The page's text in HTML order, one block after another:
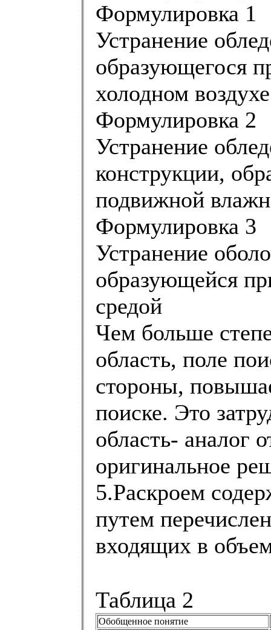
Формулировка 1
Устранение
образующегося
холодном воздухе
Формулировка 2
Устранение
конструкции,
подвижной
Формулировка 3
Устранение
образующейся
средой
Чем больше
область, поле
стороны,
поиске. Это
область- аналог
оригинальное
5.Раскроем
путем
входящих в
Таблица 2
Обобщенное понятие